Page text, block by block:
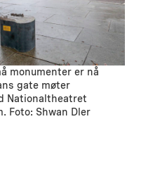
monumenter er nå
gate møter
Nationaltheatret
Foto: Shwan Dler